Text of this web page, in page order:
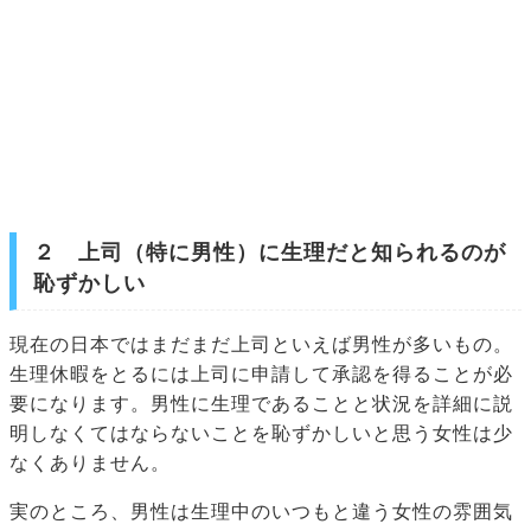
２ 上司（特に男性）に生理だと知られるのが
恥ずかしい
現在の日本ではまだまだ上司といえば男性が多いもの。
生理休暇をとるには上司に申請して承認を得ることが必
要になります。男性に生理であることと状況を詳細に説
明しなくてはならないことを恥ずかしいと思う女性は少
なくありません。
実のところ、男性は生理中のいつもと違う女性の雰囲気